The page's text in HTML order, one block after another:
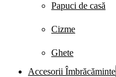
Papuci de casă
Cizme
Ghete
Accesorii Îmbrăcăminte